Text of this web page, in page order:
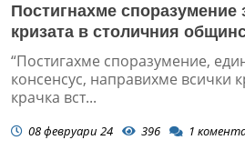
Постигнахме споразумение
кризата в столичния
(ВИДЕО)
“Постигахме споразумение,
консенсус, направихме всички
крачка вст...
08 февруари 24 396 1